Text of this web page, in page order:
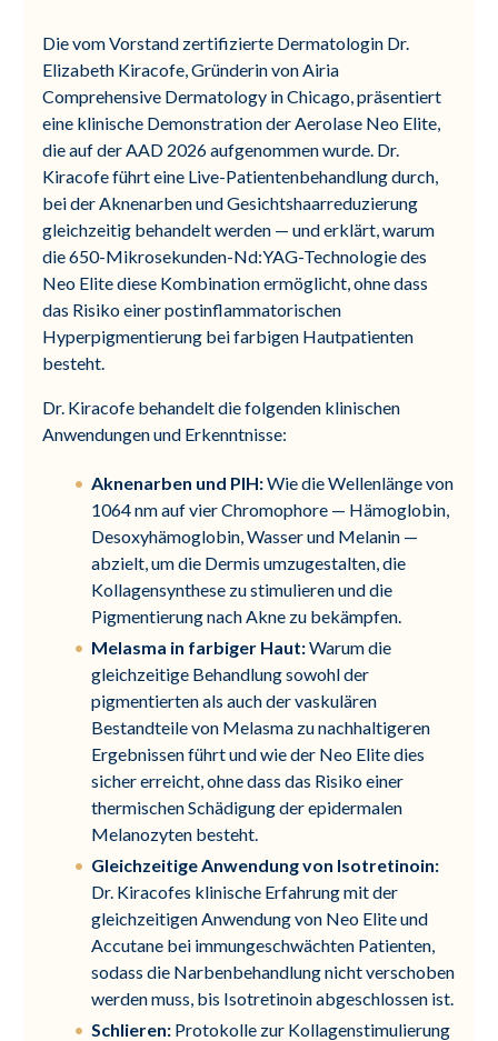
Die vom Vorstand zertifizierte Dermatologin Dr.
Elizabeth Kiracofe, Gründerin von Airia
Comprehensive Dermatology in Chicago, präsentiert
eine klinische Demonstration der Aerolase Neo Elite,
die auf der AAD 2026 aufgenommen wurde. Dr.
Kiracofe führt eine Live-Patientenbehandlung durch,
bei der Aknenarben und Gesichtshaarreduzierung
gleichzeitig behandelt werden — und erklärt, warum
die 650-Mikrosekunden-Nd:YAG-Technologie des
Neo Elite diese Kombination ermöglicht, ohne dass
das Risiko einer postinflammatorischen
Hyperpigmentierung bei farbigen Hautpatienten
besteht.
Dr. Kiracofe behandelt die folgenden klinischen
Anwendungen und Erkenntnisse:
Aknenarben und PIH:Wie die Wellenlänge von
1064 nm auf vier Chromophore — Hämoglobin,
Desoxyhämoglobin, Wasser und Melanin —
abzielt, um die Dermis umzugestalten, die
Kollagensynthese zu stimulieren und die
Pigmentierung nach Akne zu bekämpfen.
Melasma in farbiger Haut:Warum die
gleichzeitige Behandlung sowohl der
pigmentierten als auch der vaskulären
Bestandteile von Melasma zu nachhaltigeren
Ergebnissen führt und wie der Neo Elite dies
sicher erreicht, ohne dass das Risiko einer
thermischen Schädigung der epidermalen
Melanozyten besteht.
Gleichzeitige Anwendung von Isotretinoin:
Dr. Kiracofes klinische Erfahrung mit der
gleichzeitigen Anwendung von Neo Elite und
Accutane bei immungeschwächten Patienten,
sodass die Narbenbehandlung nicht verschoben
werden muss, bis Isotretinoin abgeschlossen ist.
Schlieren: Protokolle zur Kollagenstimulierung